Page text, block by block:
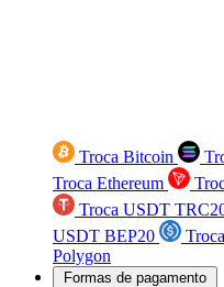
Troca Bitcoin
Troca Ethereum
Troca USDT
USDT BEP20
Polygon
Formas de pagamento